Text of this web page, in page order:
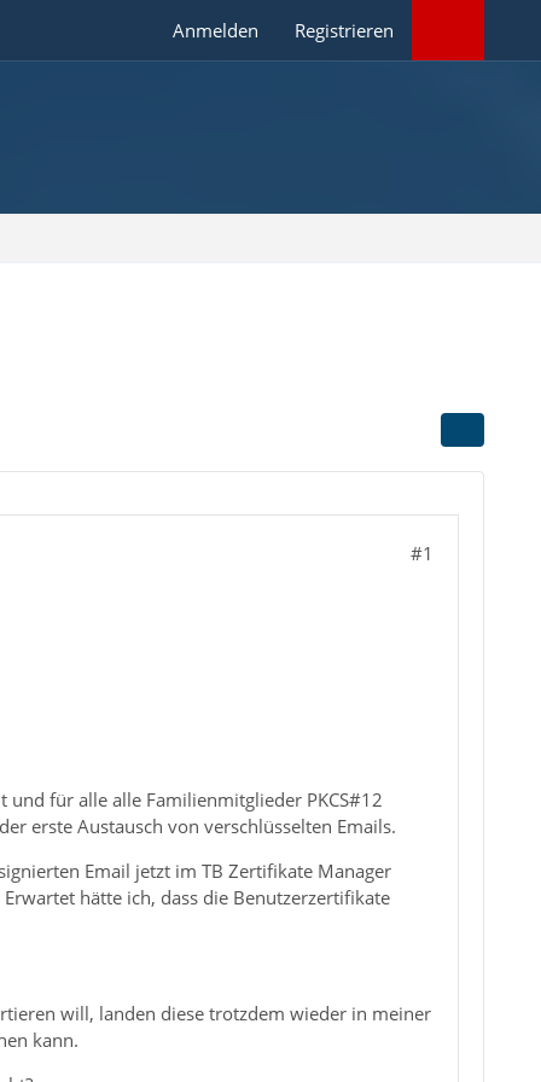
Anmelden Registrieren
#1
für alle alle Familienmitglieder PKCS#12
erste Austausch von verschlüsselten Emails.
Email jetzt im TB Zertifikate Manager
hätte ich, dass die Benutzerzertifikate
will, landen diese trotzdem wieder in meiner
kann.